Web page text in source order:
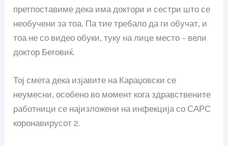
претпоставиме дека има доктори и сестри што се
необучени за тоа. Па тие требало да ги обучат, и
тоа не со видео обуки, туку на лице место – вели
доктор Беговиќ.
Тој смета дека изјавите на Караџовски се
неумесни, особено во момент кога здравствените
работници се најизложени на инфекција со САРС
коронавирусот 2.